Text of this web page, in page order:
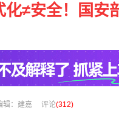
化≠安全！国安
辑：建嘉 评论(312)